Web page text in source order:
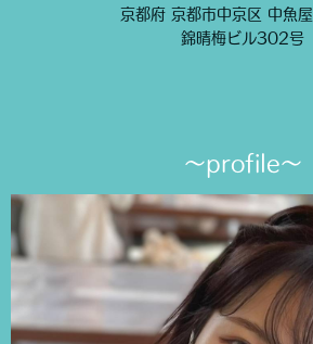
京都府 京都市中京区 中魚
錦晴梅ビル302号
〜profile〜